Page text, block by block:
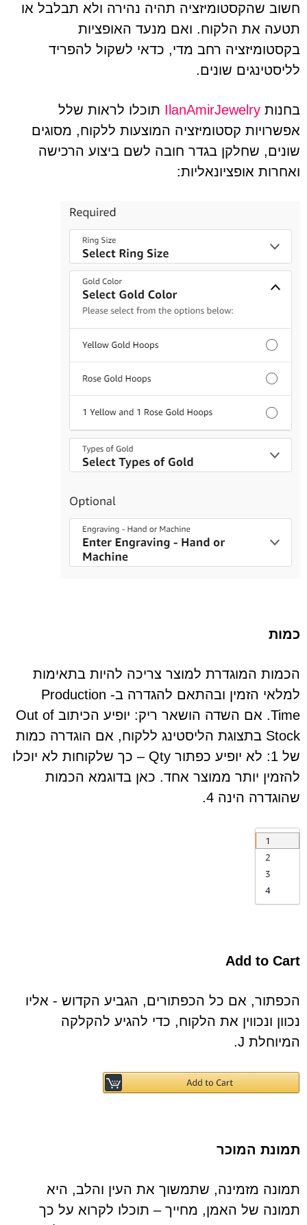
חשוב שהקסטומיזציה תהיה נהירה ולא תבלבל או
תטעה את הלקוח. ואם מנעד האופציות
בקסטומיזציה רחב מדי, כדאי לשקול להפריד
לליסטינגים שונים.
בחנות IlanAmirJewelryתוכלו לראות שלל
אפשרויות קסטומיזציה המוצעות ללקוח, מסוגים
שונים, שחלקן בגדר חובה לשם ביצוע הרכישה
ואחרות אופציונאליות:
כמות
הכמות המוגדרת למוצר צריכה להיות בתאימות
למלאי הזמין ובהתאם להגדרה ב- Production
Time. אם השדה הושאר ריק: יופיע הכיתוב Out of
Stock בתצוגת הליסטינג ללקוח, אם הוגדרה כמות
של 1: לא יופיע כפתור Qty – כך שלקוחות לא יוכלו
להזמין יותר ממוצר אחד. כאן בדוגמא הכמות
שהוגדרה הינה 4.
Add to Cart
הכפתור, אם כל הכפתורים, הגביע הקדוש - אליו
נכוון ונכווין את הלקוח, כדי להגיע להקלקה
המיוחלת J.
תמונת המוכר
תמונה מזמינה, שתמשוך את העין והלב, היא
תמונה של האמן, מחייך – תוכלו לקרוא על כך